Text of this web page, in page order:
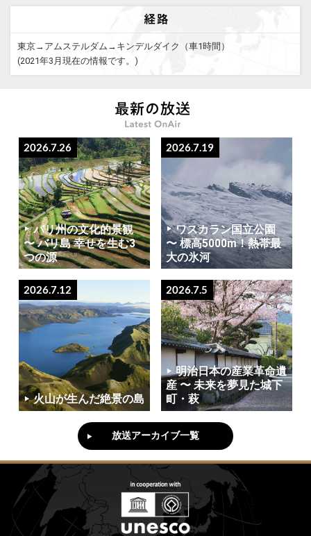
東京→アムステルダム→キンデルダイク（車1時間）
(2021年3月現在の情報です。)
2026.7.26
バリ州の文化的景観
〜 バリ島 幸せを生む3
つの源
2026.7.19
ワスカラン国立公園
〜 標高5000m！熱帯最
大の氷河
2026.7.12
火山が生んだ絶景の島
2026.7.5
明治日本の産業革命遺
産 〜 未来を夢見た城下
町・萩
放送アーカイブ一覧